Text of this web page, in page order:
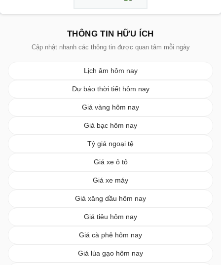
THÔNG TIN HỮU ÍCH
Cập nhật nhanh các thông tin được quan tâm mỗi ngày
Lịch âm hôm nay
Dự báo thời tiết hôm nay
Giá vàng hôm nay
Giá bạc hôm nay
Tỷ giá ngoại tệ
Giá xe ô tô
Giá xe máy
Giá xăng dầu hôm nay
Giá tiêu hôm nay
Giá cà phê hôm nay
Giá lúa gạo hôm nay